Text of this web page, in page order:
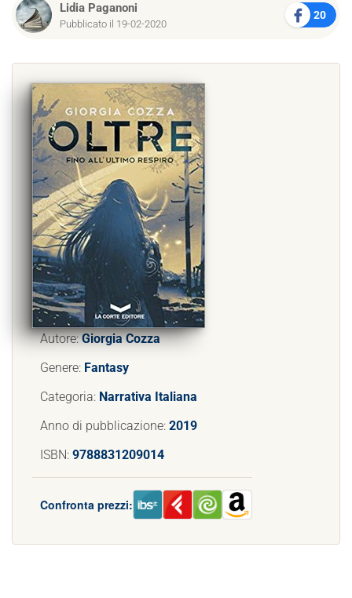
Lidia Paganoni
Pubblicato il 19-02-2020
20
Autore:Giorgia Cozza
Genere: Fantasy
Categoria: Narrativa Italiana
Anno di pubblicazione: 2019
ISBN: 9788831209014
Confronta prezzi: